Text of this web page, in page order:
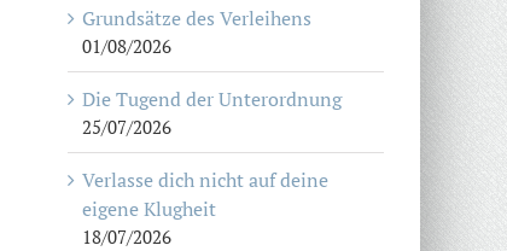
Grundsätze des Verleihens
01/08/2026
Die Tugend der Unterordnung
25/07/2026
Verlasse dich nicht auf deine
eigene Klugheit
18/07/2026